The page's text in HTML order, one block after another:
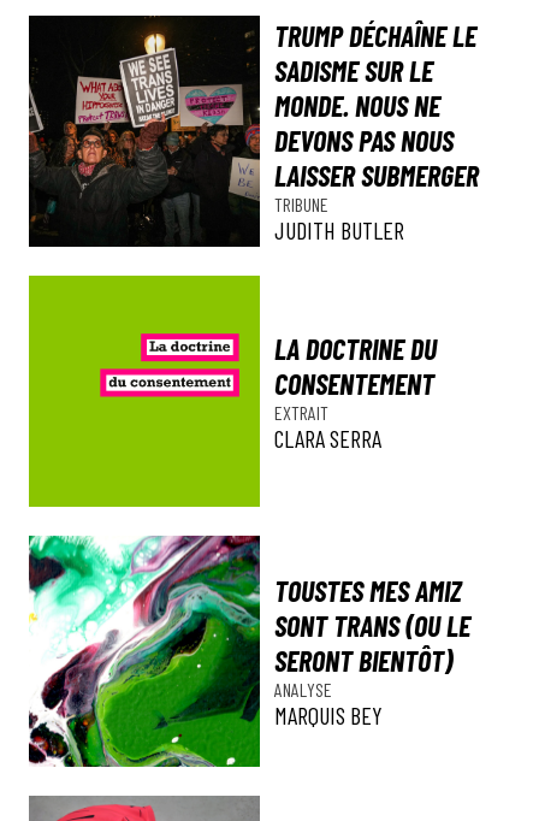
TRUMP DÉCHAÎNE LE
SADISME SUR LE
MONDE. NOUS NE
DEVONS PAS NOUS
LAISSER SUBMERGER
TRIBUNE
JUDITH BUTLER
LA DOCTRINE DU
CONSENTEMENT
EXTRAIT
CLARA SERRA
TOUSTES MES AMIZ
SONT TRANS (OU LE
SERONT BIENTÔT)
ANALYSE
MARQUIS BEY